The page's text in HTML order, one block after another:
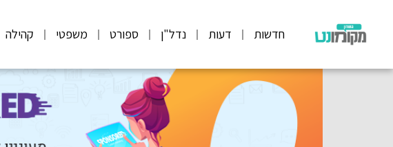
חדשות דעות נדל"ן ספורט משפטי קהילה